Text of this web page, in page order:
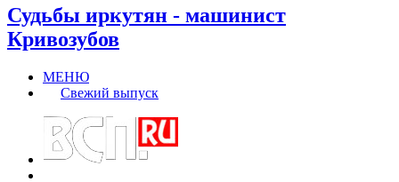
Судьбы иркутян - машинист
Кривозубов
МЕНЮ
Свежий выпуск